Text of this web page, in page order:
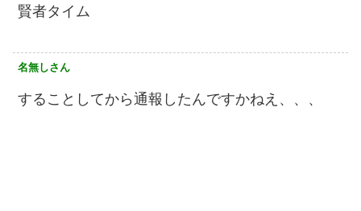
賢者タイム
名無しさん
することしてから通報したんですかねえ、、、